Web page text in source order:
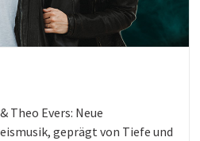
Theo Evers: Neue
geprägt von Tiefe und